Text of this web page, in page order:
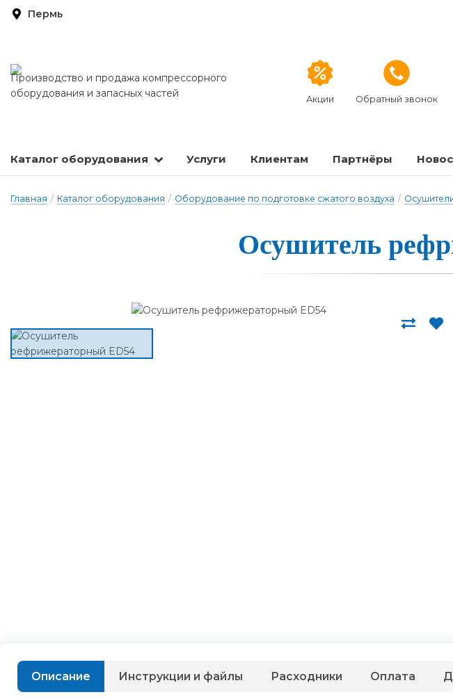
Пермь
Производство и продажа компрессорного
оборудования и запасных частей
Акции Обратный звонок
Каталог оборудования Услуги Клиентам Партнёры
Главная / Каталог оборудования / Оборудование по подготовке сжатого воздуха /
Осуши­тель
Описание Инструкции и файлы Расходники Оплата